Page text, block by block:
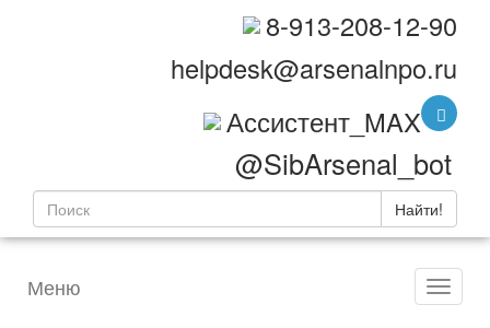
8-913-208-12-90
helpdesk@arsenalnpo.ru
Ассистент_MAX
@SibArsenal_bot
Найти!
Меню